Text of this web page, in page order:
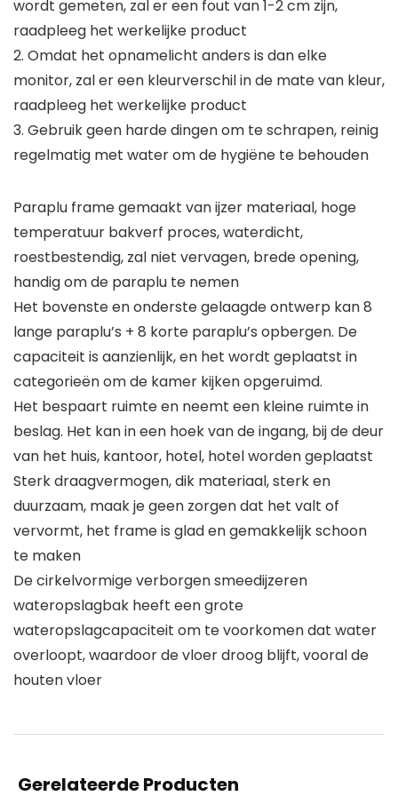
wordt gemeten, zal er een fout van 1-2 cm zijn,
raadpleeg het werkelijke product
2. Omdat het opnamelicht anders is dan elke
monitor, zal er een kleurverschil in de mate van kleur,
raadpleeg het werkelijke product
3. Gebruik geen harde dingen om te schrapen, reinig
regelmatig met water om de hygiëne te behouden
Paraplu frame gemaakt van ijzer materiaal, hoge
temperatuur bakverf proces, waterdicht,
roestbestendig, zal niet vervagen, brede opening,
handig om de paraplu te nemen
Het bovenste en onderste gelaagde ontwerp kan 8
lange paraplu’s + 8 korte paraplu’s opbergen. De
capaciteit is aanzienlijk, en het wordt geplaatst in
categorieën om de kamer kijken opgeruimd.
Het bespaart ruimte en neemt een kleine ruimte in
beslag. Het kan in een hoek van de ingang, bij de deur
van het huis, kantoor, hotel, hotel worden geplaatst
Sterk draagvermogen, dik materiaal, sterk en
duurzaam, maak je geen zorgen dat het valt of
vervormt, het frame is glad en gemakkelijk schoon
te maken
De cirkelvormige verborgen smeedijzeren
wateropslagbak heeft een grote
wateropslagcapaciteit om te voorkomen dat water
overloopt, waardoor de vloer droog blijft, vooral de
houten vloer
Gerelateerde Producten